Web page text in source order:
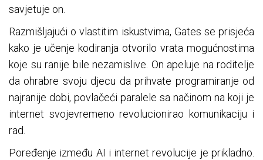
savjetuje on.
Razmišljajući o vlastitim iskustvima, Gates se prisjeća
kako je učenje kodiranja otvorilo vrata mogućnostima
koje su ranije bile nezamislive. On apeluje na roditelje
da ohrabre svoju djecu da prihvate programiranje od
najranije dobi, povlačeći paralele sa načinom na koji je
internet svojevremeno revolucionirao komunikaciju i
rad.
Poređenje između AI i internet revolucije je prikladno.